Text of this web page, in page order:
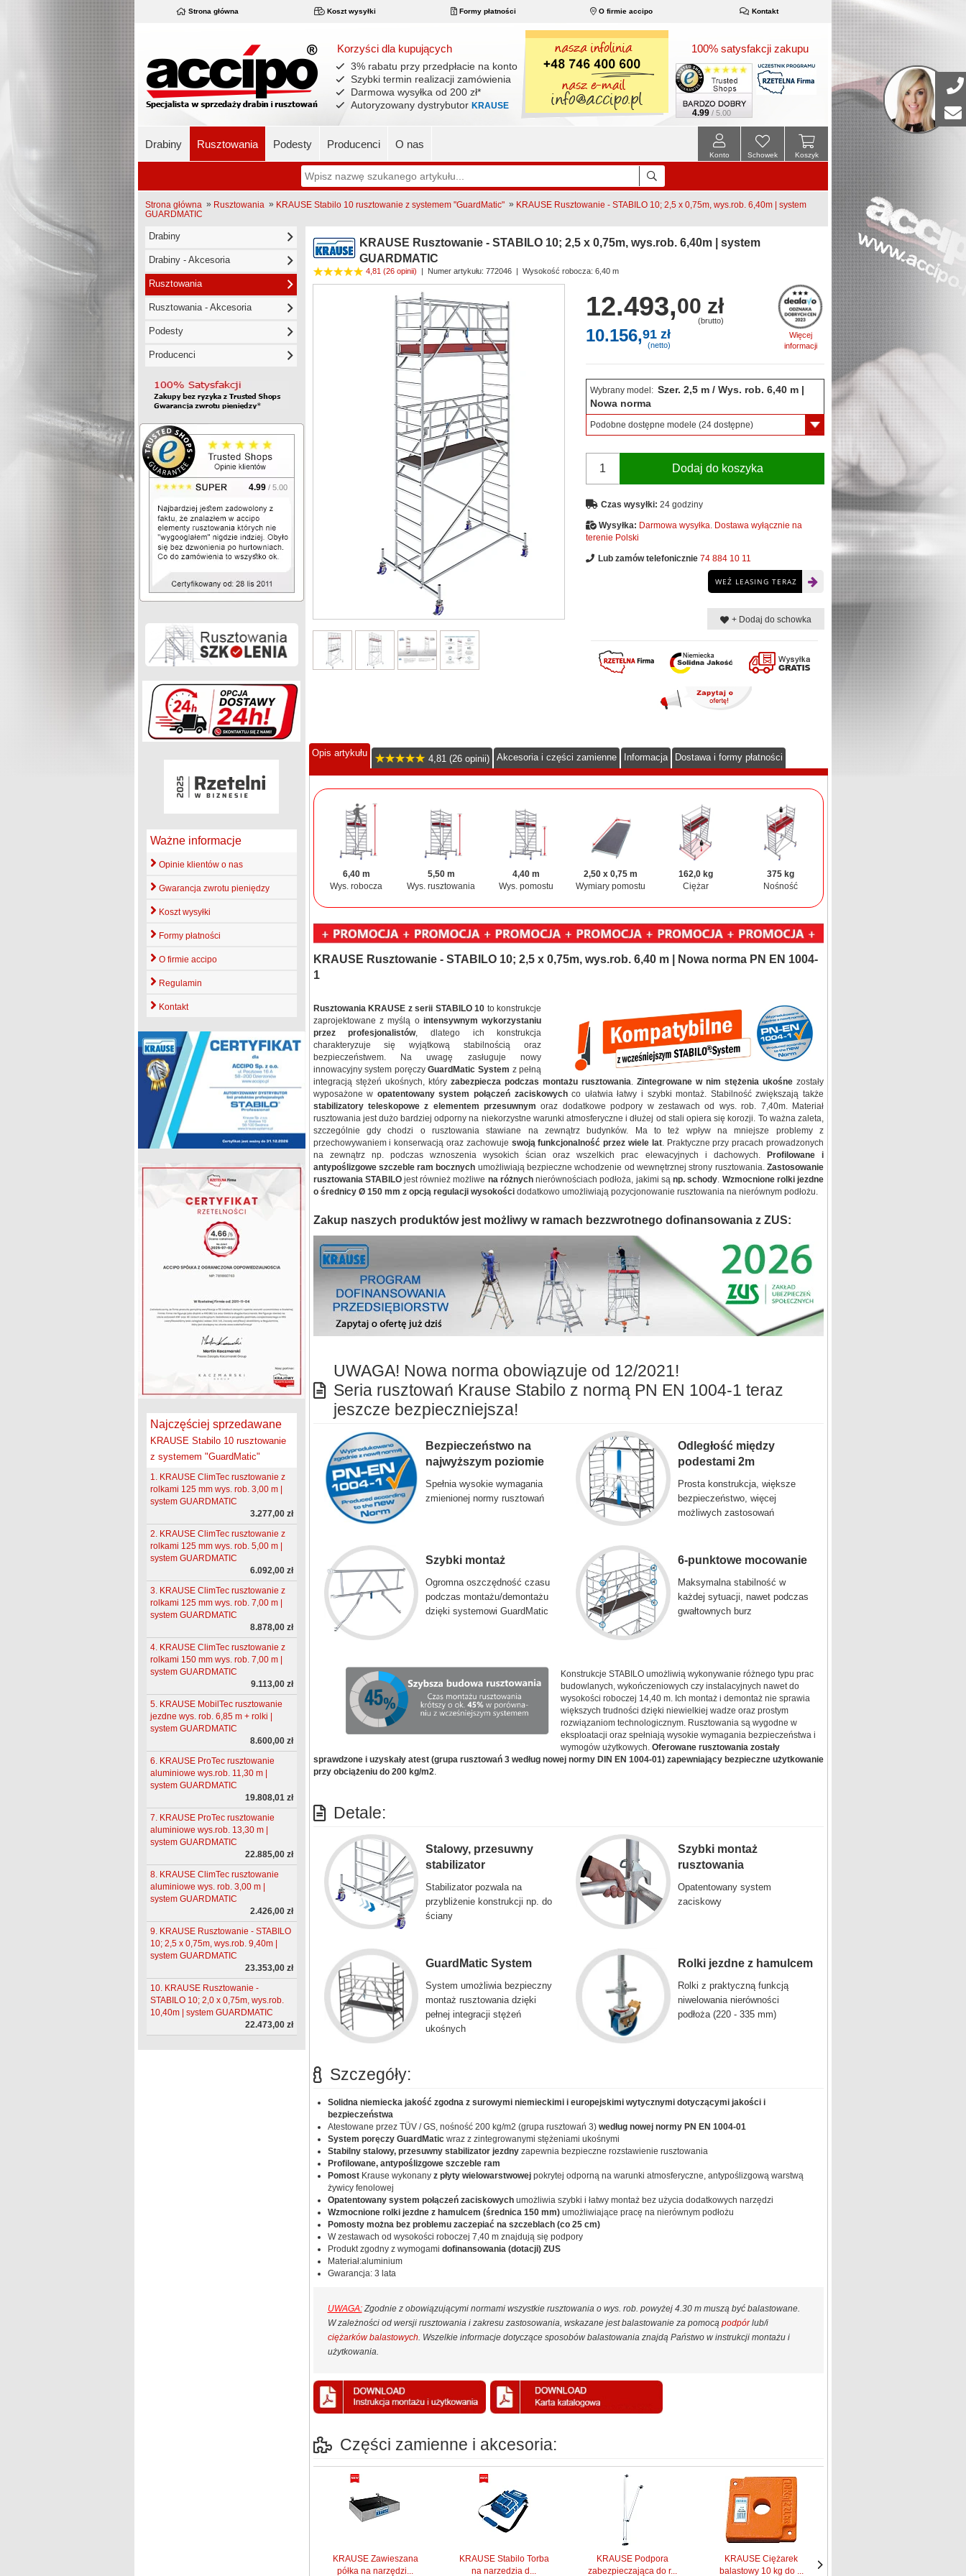
Strona główna Koszt wysyłki Formy płatności O firmie accipo Kontakt
Korzyści dla kupujących
3% rabatu przy przedpłacie na konto
Szybki termin realizacji zamówienia
Darmowa wysyłka od 200 zł*
Autoryzowany dystrybutor KRAUSE
100% satysfakcji zakupu
4.99 / 5.00
Drabiny Rusztowania Podesty Producenci O nas
Koszyk
Schowek
Konto
Strona główna » Rusztowania » KRAUSE Stabilo 10 rusztowanie z systemem "GuardMatic" » KRAUSE Rusztowanie - STABILO 10; 2,5 x 0,75m, wys.rob. 6,40m | system
GUARDMATIC
Drabiny
Drabiny - Akcesoria
Rusztowania
Rusztowania - Akcesoria
Podesty
Producenci
4.99 / 5.00
Ważne informacje
Opinie klientów o nas
Gwarancja zwrotu pieniędzy
Koszt wysyłki
Formy płatności
O firmie accipo
Regulamin
Kontakt
Najczęściej sprzedawane
KRAUSE Stabilo 10 rusztowanie
z systemem "GuardMatic"
1. KRAUSE ClimTec rusztowanie z
rolkami 125 mm wys. rob. 3,00 m |
system GUARDMATIC
3.277,00 zł
2. KRAUSE ClimTec rusztowanie z
rolkami 125 mm wys. rob. 5,00 m |
system GUARDMATIC
6.092,00 zł
3. KRAUSE ClimTec rusztowanie z
rolkami 125 mm wys. rob. 7,00 m |
system GUARDMATIC
8.878,00 zł
4. KRAUSE ClimTec rusztowanie z
rolkami 150 mm wys. rob. 7,00 m |
system GUARDMATIC
9.113,00 zł
5. KRAUSE MobilTec rusztowanie
jezdne wys. rob. 6,85 m + rolki |
system GUARDMATIC
8.600,00 zł
6. KRAUSE ProTec rusztowanie
aluminiowe wys.rob. 11,30 m |
system GUARDMATIC
19.808,01 zł
7. KRAUSE ProTec rusztowanie
aluminiowe wys.rob. 13,30 m |
system GUARDMATIC
22.885,00 zł
8. KRAUSE ClimTec rusztowanie
aluminiowe wys. rob. 3,00 m |
system GUARDMATIC
2.426,00 zł
9. KRAUSE Rusztowanie - STABILO
10; 2,5 x 0,75m, wys.rob. 9,40m |
system GUARDMATIC
23.353,00 zł
10. KRAUSE Rusztowanie -
STABILO 10; 2,0 x 0,75m, wys.rob.
10,40m | system GUARDMATIC
22.473,00 zł
KRAUSE Rusztowanie - STABILO 10; 2,5 x 0,75m, wys.rob. 6,40m | system
GUARDMATIC
4,81 (26 opinii) | Numer artykułu: 772046 | Wysokość robocza: 6,40 m
Więcej
informacji
12.493,00 zł
(brutto)
10.156,91 zł
(netto)
Wybrany model: Szer. 2,5 m / Wys. rob. 6,40 m |
Nowa norma
Podobne dostępne modele (24 dostępne)
Dodaj do koszyka
Czas wysyłki: 24 godziny
Wysyłka: Darmowa wysyłka. Dostawa wyłącznie na
terenie Polski
Lub zamów telefonicznie 74 884 10 11
WEŹ LEASING TERAZ
+ Dodaj do schowka
Opis artykułu
4,81 (26 opinii) Akcesoria i części zamienne Informacja Dostawa i formy płatności
6,40 m
Wys. robocza
5,50 m
Wys. rusztowania
4,40 m
Wys. pomostu
2,50 x 0,75 m
Wymiary pomostu
162,0 kg
Ciężar
375 kg
Nośność
KRAUSE Rusztowanie - STABILO 10; 2,5 x 0,75m, wys.rob. 6,40 m | Nowa norma PN EN 1004-
1
Rusztowania KRAUSE z serii STABILO 10 to konstrukcje
zaprojektowane z myślą o intensywnym wykorzystaniu
przez profesjonalistów, dlatego ich konstrukcja
charakteryzuje się wyjątkową stabilnością oraz
bezpieczeństwem. Na uwagę zasługuje nowy
innowacyjny system poręczyGuardMatic System z pełną
integracją stężeń ukośnych, który zabezpiecza podczas montażu rusztowania. Zintegrowane w nim stężenia ukośnezostały
wyposażone w opatentowany system połączeń zaciskowychco ułatwia łatwy i szybki montaż. Stabilność zwiększają także
stabilizatory teleskopowe z elementem przesuwnym oraz dodatkowe podpory w zestawach od wys. rob. 7,40m. Materiał
rusztowania jest dużo bardziej odporny na niekorzystne warunki atmosferyczne i dłużej od stali opiera się korozji. To ważna zaleta,
szczególnie gdy chodzi o rusztowania stawiane na zewnątrz budynków. Ma to też wpływ na mniejsze problemy z
przechowywaniem i konserwacją oraz zachowuje swoją funkcjonalność przez wiele lat. Praktyczne przy pracach prowadzonych
na zewnątrz np. podczas wznoszenia wysokich ścian oraz wszelkich prac elewacyjnych i dachowych.
Profilowane i
antypoślizgowe szczeble ram bocznych umożliwiają bezpieczne wchodzenie od wewnętrznej strony rusztowania.Zastosowanie
rusztowania STABILOjest również możliwe na różnychnierównościach podłoża, jakimi sąnp. schody. Wzmocnione rolki jezdne
o średnicy Ø 150 mm z opcją regulacji wysokościdodatkowo umożliwiają pozycjonowanie rusztowania na nierównym podłożu.
Zakup naszych produktów jest możliwy w ramach bezzwrotnego dofinansowania z ZUS:
UWAGA! Nowa norma obowiązuje od 12/2021!
Seria rusztowań Krause Stabilo z normą PN EN 1004-1 teraz
jeszcze bezpieczniejsza!
Bezpieczeństwo na
najwyższym poziomie
Spełnia wysokie wymagania
zmienionej normy rusztowań
Odległość między
podestami 2m
Prosta konstrukcja, większe
bezpieczeństwo, więcej
możliwych zastosowań
Szybki montaż
Ogromna oszczędność czasu
podczas montażu/demontażu
dzięki systemowi GuardMatic
6-punktowe mocowanie
Maksymalna stabilność w
każdej sytuacji, nawet podczas
gwałtownych burz
Konstrukcje STABILO umożliwią wykonywanie różnego typu prac
budowlanych, wykończeniowych czy instalacyjnych nawet do
wysokości roboczej 14,40 m. Ich montaż i demontaż nie sprawia
większych trudności dzięki niewielkiej wadze oraz prostym
rozwiązaniom technologicznym. Rusztowania są wygodne w
eksploatacji oraz spełniają wysokie wymagania bezpieczeństwa i
wymogów użytkowych.Oferowane rusztowania zostały
sprawdzone i uzyskały atest (grupa rusztowań 3 według nowej normy DIN EN 1004-01) zapewniający bezpieczne użytkowanie
przy obciążeniu do 200 kg/m2.
Detale:
Stalowy, przesuwny
stabilizator
Stabilizator pozwala na
przybliżenie konstrukcji np. do
ściany
Szybki montaż
rusztowania
Opatentowany system
zaciskowy
GuardMatic System
System umożliwia bezpieczny
montaż rusztowania dzięki
pełnej integracji stężeń
ukośnych
Rolki jezdne z hamulcem
Rolki z praktyczną funkcją
niwelowania nierówności
podłoża (220 - 335 mm)
Szczegóły:
Solidna niemiecka jakość zgodna z surowymi niemieckimi i europejskimi wytycznymi dotyczącymi jakości i
bezpieczeństwa
Atestowane przez TÜV / GS, nośność 200 kg/m2 (grupa rusztowań 3) według nowej normy PN EN 1004-01
System poręczy GuardMaticwraz z zintegrowanymi stężeniami ukośnymi
Stabilny stalowy, przesuwny stabilizator jezdnyzapewnia bezpieczne rozstawienie rusztowania
Profilowane, antypoślizgowe szczeble ram
PomostKrause wykonany z płyty wielowarstwowejpokrytej odporną na warunki atmosferyczne, antypoślizgową warstwą
żywicy fenolowej
Opatentowany system połączeń zaciskowychumożliwia szybki i łatwy montaż bez użycia dodatkowych narzędzi
Wzmocnione rolki jezdne z hamulcem (średnica 150 mm)umożliwiające pracę na nierównym podłożu
Pomosty można bez problemu zaczepiać na szczeblach (co 25 cm)
W zestawach od wysokości roboczej 7,40 m znajdują się podpory
Produkt zgodny z wymogami dofinansowania (dotacji) ZUS
Materiał:aluminium
Gwarancja: 3 lata
UWAGA: Zgodnie z obowiązującymi normami wszystkie rusztowania o wys. rob. powyżej 4.30 m muszą być balastowane.
W zależności od wersji rusztowania i zakresu zastosowania, wskazane jest balastowanie za pomocą podpórlub/i
ciężarków balastowych. Wszelkie informacje dotyczące sposobów balastowania znajdą Państwo w instrukcji montażu i
użytkowania.
Części zamienne i akcesoria:
KRAUSE Zawieszana
półka na narzędzi...
KRAUSE Stabilo Torba
na narzedzia d...
KRAUSE Podpora
zabezpieczająca do r...
KRAUSE Ciężarek
balastowy 10 kg do ...